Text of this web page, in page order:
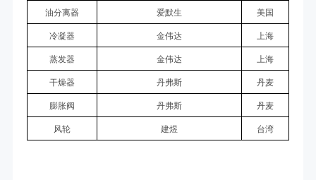
油分离器
爱默生
美国
冷凝器
金伟达
上海
蒸发器
金伟达
上海
干燥器
丹弗斯
丹麦
膨胀阀
丹弗斯
丹麦
风轮
建煜 台湾